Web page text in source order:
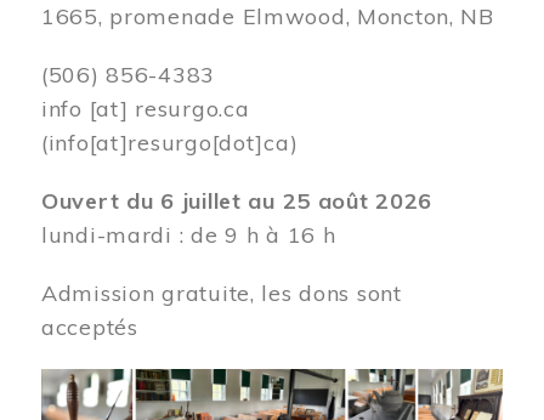
1665, promenade Elmwood, Moncton, NB
(506) 856-4383
info [at] resurgo.ca
(info[at]resurgo[dot]ca)
Ouvert du 6 juillet au 25 août 2026
lundi-mardi : de 9 h à 16 h
Admission gratuite, les dons sont
acceptés
Image